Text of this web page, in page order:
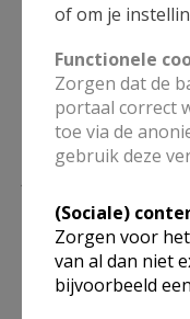
Lees meer
of om je
Functionele
Zorgen dat de
portaal correct
toe via de
gebruik deze
(Sociale)
Zorgen voor
van al dan niet
bijvoorbeeld